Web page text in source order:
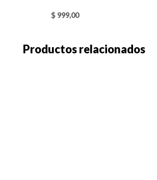
$999,00
Productos relacionados